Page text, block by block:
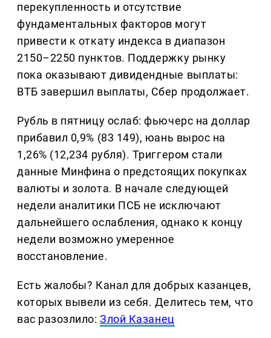
перекупленность и отсутствие
фундаментальных факторов могут
привести к откату индекса в диапазон
2150–2250 пунктов. Поддержку рынку
пока оказывают дивидендные выплаты:
ВТБ завершил выплаты, Сбер продолжает.
Рубль в пятницу ослаб: фьючерс на доллар
прибавил 0,9% (83 149), юань вырос на
1,26% (12,234 рубля). Триггером стали
данные Минфина о предстоящих покупках
валюты и золота. В начале следующей
недели аналитики ПСБ не исключают
дальнейшего ослабления, однако к концу
недели возможно умеренное
восстановление.
Есть жалобы? Канал для добрых казанцев,
которых вывели из себя. Делитеcь тем, что
вас разозлило:Злой Казанец